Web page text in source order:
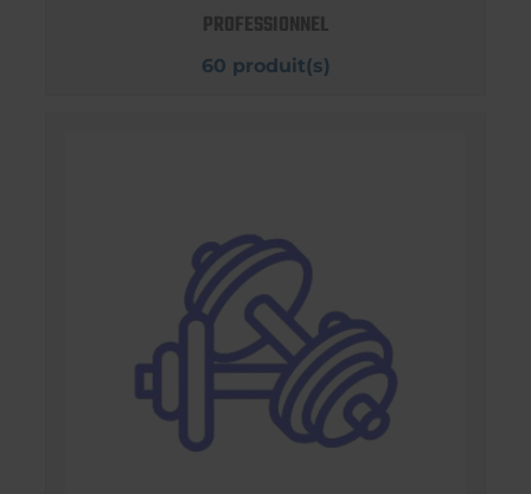
PROFESSIONNEL
60 produit(s)